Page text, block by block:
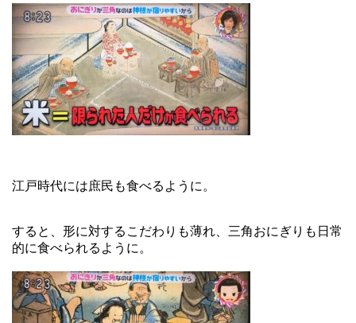
江戸時代には庶民も食べるように。
すると、形に対するこだわりも薄れ、三角おにぎりも日常
的に食べられるように。